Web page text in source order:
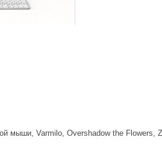
мыши, Varmilo, Overshadow the Flowers,